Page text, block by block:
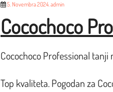
5. Novembra 2024.admin
Cocochoco
Cocochoco Professional tanji
Top kvaliteta. Pogodan za